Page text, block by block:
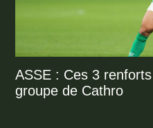
ASSE : Ces 3
groupe de Cathro